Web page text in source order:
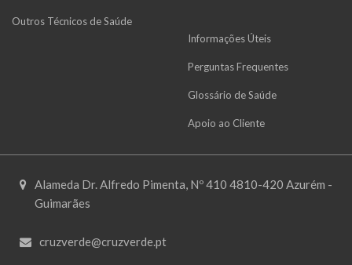
Outros Técnicos de Saúde
Informações Úteis
Perguntas Frequentes
Glossário de Saúde
Apoio ao Cliente
Alameda Dr. Alfredo Pimenta, Nº 410 4810-420 Azurém -
Guimarães
cruzverde@cruzverde.pt